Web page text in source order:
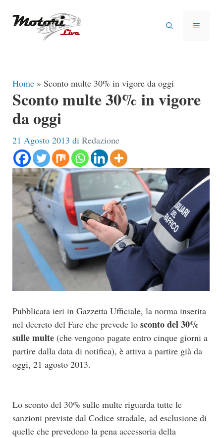
MENU
Home » Sconto multe 30% in vigore da oggi
Sconto multe 30% in vigore
da oggi
21 Agosto 2013 di Redazione
Pubblicata ieri in Gazzetta Ufficiale, la norma inserita
nel decreto del Fare che prevede lo sconto del 30%
sulle multe (che vengono pagate entro cinque giorni a
partire dalla data di notifica), è attiva a partire già da
oggi, 21 agosto 2013.
Lo sconto del 30% sulle multe riguarda tutte le
sanzioni previste dal Codice stradale, ad esclusione di
quelle che prevedono la pena accessoria della